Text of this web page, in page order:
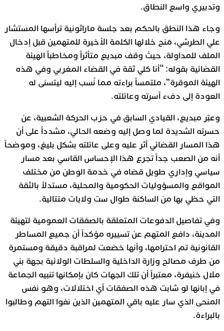
وتدبيري واسع النطاق.
وجاء هذا النطق بالحكم بعد جلسة ماراثونية ترأسها المستشار
علي الطرشي، مَنح خلالها الكلمة الأخيرة للمتهمين قبل إدخال
الملف للمداولة، حيث وقف مبديع متأثراً ومخاطباً الهيئة
القضائية بقوله: “أنا كلي ثقة في القضاء المغربي وفي هذه
الهيئة الموقرة”، ملتمساً براءته مما نُسب إليه ليتسنى له
العودة إلى دفء أسرته وعائلته.
وعبّر مبديع، القيادي السابق في حزب الحركة الشعبية، عن
حسرته الشديدة لما وصل إليه وضعه الحالي، مشدداً على أن
هذا المسار القضائي أثر عليه وعلى عائلته بشكل بليغ، وموضحاً
أنه من الصعب جداً تجرع هذا الإحساس القاسي بعد مسار
سياسي وإداري طويل قضاه في خدمة الوطن من مختلف
المواقع والمسؤوليات الحكومية والمحلية، مستدلاً بالثقة
التي حظي بها من الساكنة طوال ست ولايات متتالية.
وفي تفاصيل الدفوعات المتعلقة بالصفقات العمومية لتهيئة
المدينة، دافع المتهم عن تسييره مؤكداً أن جميع المساطر
القانونية تم احترامها، وأنها خضعت لمراقبة دقيقة ومستمرة
من طرف مصالح وزارة الداخلية والسلطات الولائية بجهة بني
ملال خنيفرة، معتبراً أن تلك الجهات كان بإمكانها تنبيه الجماعة
في إبانها لو شابت هذه الصفقات أي اختلالات، وهو نفس
المنحى الذي سار عليه باقي المتهمين الذين نفوا التهم وطالبوا
بالبراءة.